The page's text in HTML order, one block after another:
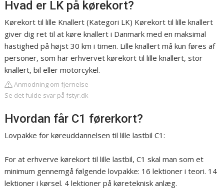
Hvad er LK på kørekort?
Kørekort til lille Knallert (Kategori LK) Kørekort til lille knallert
giver dig ret til at køre knallert i Danmark med en maksimal
hastighed på højst 30 km i timen. Lille knallert må kun føres af
personer, som har erhvervet kørekort til lille knallert, stor
knallert, bil eller motorcykel.
Anmodning om fjernelse
Se det fulde svar på fstyr.dk
Hvordan får C1 førerkort?
Lovpakke for køreuddannelsen til lille lastbil C1:
For at erhverve kørekort til lille lastbil, C1 skal man som et
minimum gennemgå følgende lovpakke: 16 lektioner i teori. 14
lektioner i kørsel. 4 lektioner på køreteknisk anlæg.